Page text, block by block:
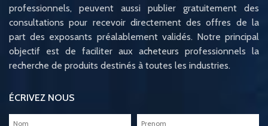
professionnels, peuvent aussi publier gratuitement des
consultations pour recevoir directement des offres de la
part des exposants préalablement validés. Notre principal
objectif est de faciliter aux acheteurs professionnels la
recherche de produits destinés à toutes les industries.
ÉCRIVEZ NOUS